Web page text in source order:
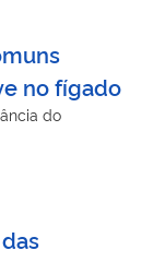
no fígado
do